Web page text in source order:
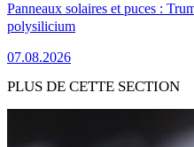
Panneaux solaires et puces :
polysilicium
07.08.2026
PLUS DE CETTE SECTION